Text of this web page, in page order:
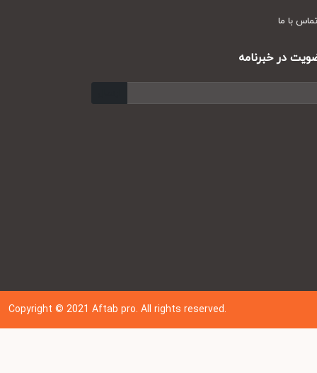
با ما
در خبرنامه
Copyright © 202 1Aftab pro. All rights reserved.